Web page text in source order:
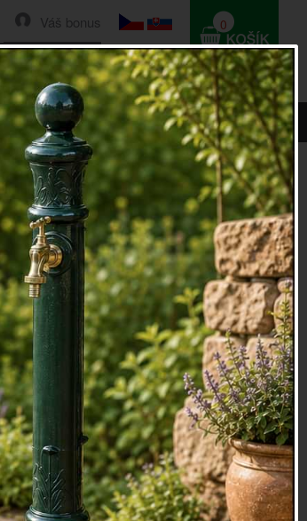
Váš bonus
HLEDAT
0
0 Kč
Řazení: Cena|Název|Skladem|Vše
Luxusní svícen srdce 52cm